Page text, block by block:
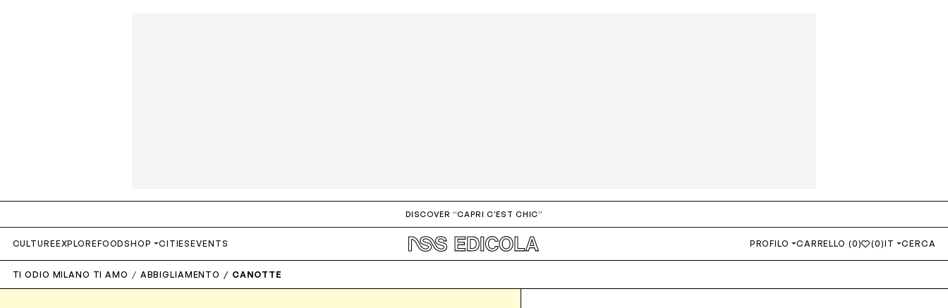
DISCOVER “CAPRI C'EST CHIC”
CULTUREEXPLOREFOODSHOP CITIESEVENTS PROFILO CARRELLO (0) (0)IT CERCA
TI ODIO MILANO TI AMO ABBIGLIAMENTO CANOTTE